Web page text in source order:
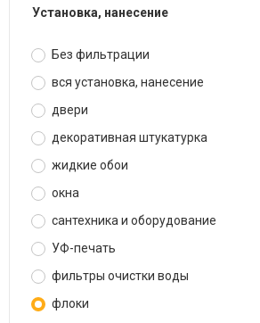
установка, нанесение
Без фильтрации
вся установка, нанесение
двери
декоративная штукатурка
жидкие обои
окна
сантехника и оборудование
УФ-печать
фильтры очистки воды
флоки